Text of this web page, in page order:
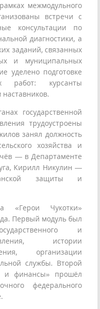
межмодульного
встречи с
консультации по
диагностики, а
заданий, связанных
и муниципальных
уделено подготовке
работ: курсанты
государственной
трудоустроены
занял должность
хозяйства и
— в Департаменте
Кирилл Никулин —
защиты и
«Герои Чукотки»
Первый модуль был
и
истории
организации
службы. Второй
и финансы» прошёл
федерального